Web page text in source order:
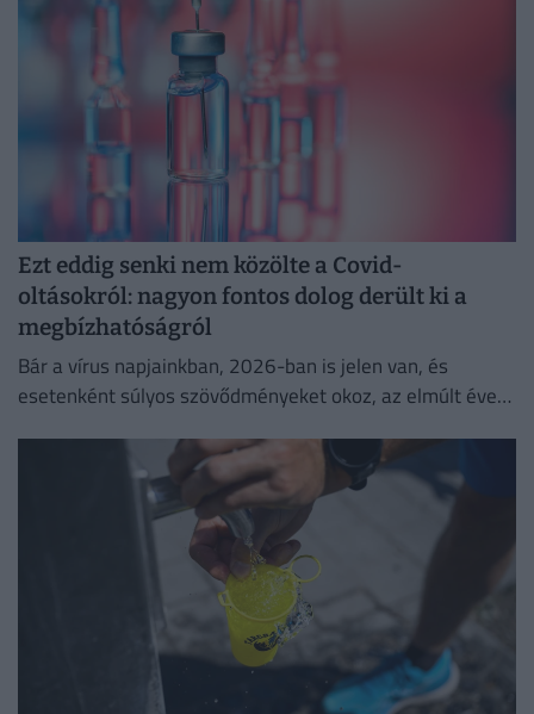
Ezt eddig senki nem közölte a Covid-
oltásokról: nagyon fontos dolog derült ki a
megbízhatóságról
Bár a vírus napjainkban, 2026-ban is jelen van, és
esetenként súlyos szövődményeket okoz, az elmúlt évek
biztonságosságát.